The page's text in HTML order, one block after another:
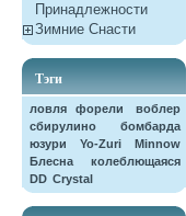
Принадлежности
Зимние Снасти
Тэги
ловля форели
воблер
сбирулино
бомбарда
юзури
Yo-Zuri
Minnow
Блесна колеблющаяся
DD Crystal
Тройной...